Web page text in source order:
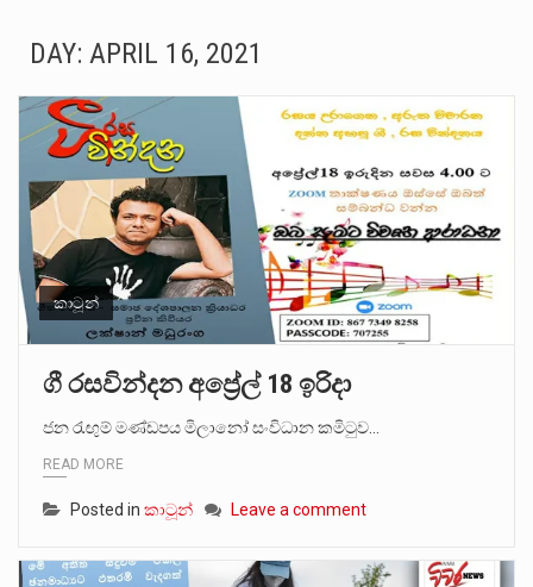
මහර බන්ධනාගාරයේ අද ඇතිවූ සිද්ධියෙන් තුවාල ලැබූ බව කියන රැඳවියන් ගණන ඉහළ ගොස් තිබේ. ඒ…
අගෝස්තු මස දෙවන ඉරිදා ලිට් රූම් සූම් සංවාදය පැවැත්වෙන්නේ "කතා කරන මහ වැව" නම් නකතාවක්…
ලාල් කාන්ත ඇමතිවරයා අධිකරණ විනිශ්චයකාරවරුන්ගේ විශ්‍රාම යෑමේ වයස සම්බන්ධයෙන් නිහඬව සිටින ලෙස තමාට දැනුම් දුන්…
DAY: APRIL 16, 2021
කාටූන්
ගී රසවින්දන අප්‍රේල් 18 ඉරිදා
ජන රැඟුම් මණ්ඩපය මිලානෝ සංවිධාන කමිටුව…
READ MORE
Posted in කාටූන් Leave a comment